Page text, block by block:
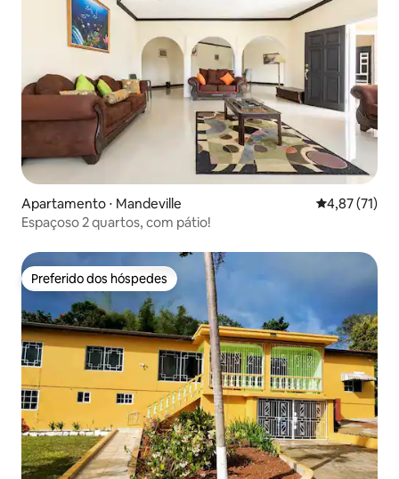
Apartamento ⋅ Mandeville 4,87 de uma
4,87 (71)
Espaçoso 2 quartos, com pátio!
Preferido dos hóspedes
Preferido dos hóspedes